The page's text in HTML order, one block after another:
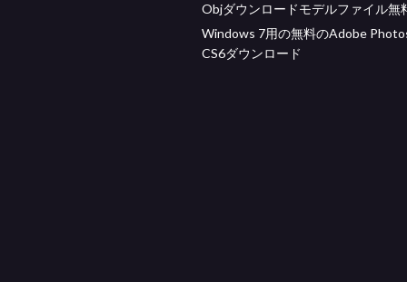
Objダウンロードモデルファイル無
Windows 7用の無料のAdobe
CS6ダウンロード